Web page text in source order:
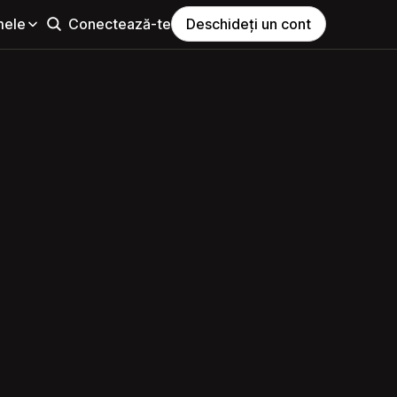
Conectează-te Deschideți un cont